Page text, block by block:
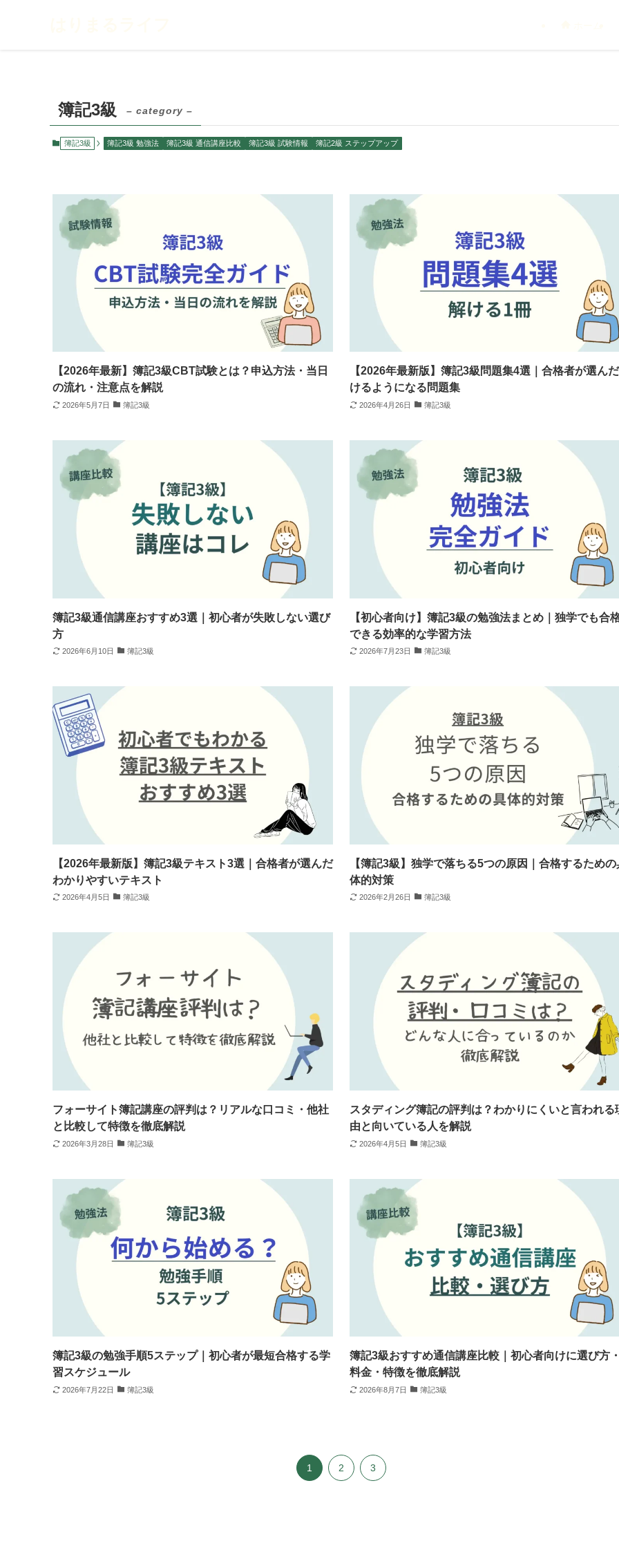
簿記3級 – category –
簿記3級 簿記3級 勉強法 簿記3級 通信講座比較 簿記3級 試験情報 簿記2級 ステップアップ
【2026年最新】簿記3級CBT試験とは？申込方法・当日
の流れ・注意点を解説
2026年5月7日 簿記3級
【2026年最新版】簿記3級問題集4選｜合格者が選ん
けるようになる問題集
2026年4月26日 簿記3級
簿記3級通信講座おすすめ3選｜初心者が失敗しない選び
方
2026年6月10日 簿記3級
【初心者向け】簿記3級の勉強法まとめ｜独学でも合
できる効率的な学習方法
2026年7月23日 簿記3級
【2026年最新版】簿記3級テキスト3選｜合格者が選んだ
わかりやすいテキスト
2026年4月5日 簿記3級
【簿記3級】独学で落ちる5つの原因｜合格するための
体的対策
2026年2月26日 簿記3級
フォーサイト簿記講座の評判は？リアルな口コミ・他社
と比較して特徴を徹底解説
2026年3月28日 簿記3級
スタディング簿記の評判は？わかりにくいと言われる
由と向いている人を解説
2026年4月5日 簿記3級
簿記3級の勉強手順5ステップ｜初心者が最短合格する学
習スケジュール
2026年7月22日 簿記3級
簿記3級おすすめ通信講座比較｜初心者向けに選び方
料金・特徴を徹底解説
2026年8月7日 簿記3級
1 2 3